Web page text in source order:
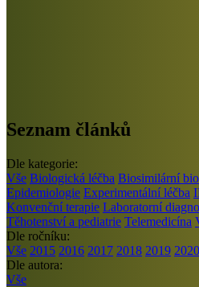
Seznam článků
Dle kategorie:
Vše Biologická léčba Biosimilární
Epidemiologie Experimentální léčba
Konvenční terapie Laboratorní
Těhotenství a pediatrie Telemedicína
Dle ročníku:
Vše 2015 2016 2017 2018 2019 2020
Dle autora:
Vše